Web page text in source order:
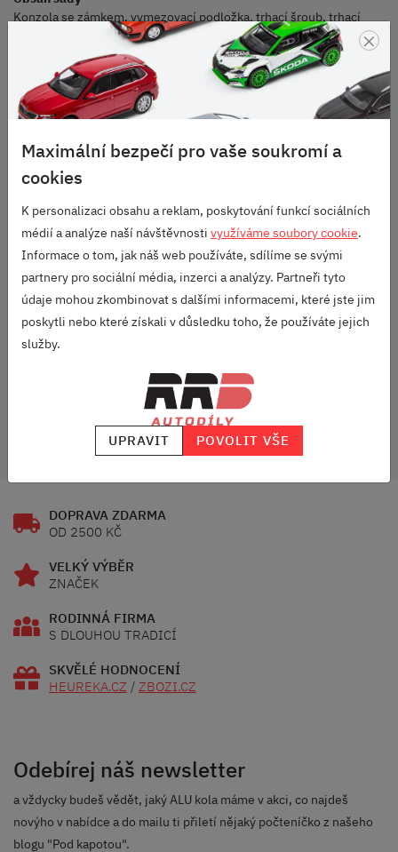
Konzola se zámkem, vymezovací podložka, trhací šroub, trhací
matice, matice, klíč k zámku, těsnící kroužek, samolepící štítek na
okno, samolepicí štítek na 5. dveře, záruční a servisní knížka,
kuličkové pero, přívěšek, bezpečnostní karta, montážní návod,
dodatek pro nouzové odblokování volicí páky.
Doporučená profesionální instalace
Omezení
Pouze pro vozy s levostranným řízením s automatickou
URČENO PRO:
Octavia III (2012-2017)
Octavia III (2017+)
Škoda Originální příslušenství
Octavia III
DOPRAVA ZDARMA
OD 2500 KČ
VELKÝ VÝBĚR
ZNAČEK
RODINNÁ FIRMA
S DLOUHOU TRADICÍ
SKVĚLÉ HODNOCENÍ
HEUREKA.CZ / ZBOZI.CZ
Odebírej náš newsletter
a vždycky budeš vědět, jaký ALU kola máme v akci, co najdeš
novýho v nabídce a do mailu ti přiletí nějaký počteníčko z našeho
blogu "Pod kapotou".
×
Maximální bezpečí pro vaše soukromí a
cookies
K personalizaci obsahu a reklam, poskytování funkcí sociálních
médií a analýze naší návštěvnosti využíváme soubory cookie.
Informace o tom, jak náš web používáte, sdílíme se svými
partnery pro sociální média, inzerci a analýzy. Partneři tyto
údaje mohou zkombinovat s dalšími informacemi, které jste jim
poskytli nebo které získali v důsledku toho, že používáte jejich
služby.
UPRAVIT POVOLIT VŠE